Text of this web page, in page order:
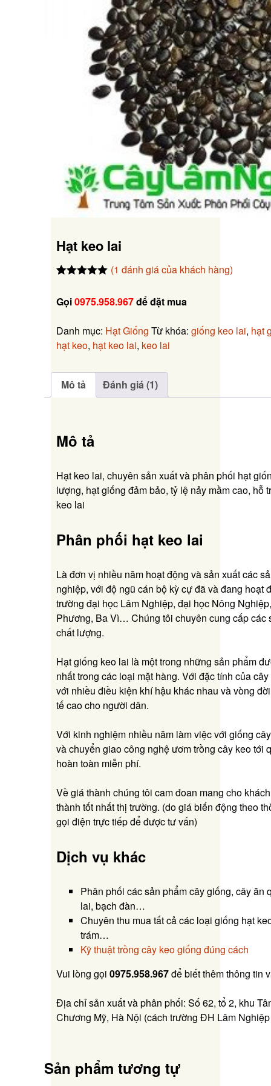
Hạt keo lai
đánh giá
(1 đánh giá của khách hàng)
Gọi0975.958.967để đặt mua
Danh mục: Hạt Giống Từ khóa: giống keo lai, hạt
hạt keo, hạt keo lai, keo lai
Mô tả Đánh giá (1)
Mô tả
Hạt keo lai, chuyên sản xuất và phân phối hạt
lượng, hạt giống đảm bảo, tỷ lệ nảy mầm cao, hỗ
keo lai
Phân phối hạt keo lai
Là đơn vị nhiều năm hoạt động và sản xuất các
nghiệp, với độ ngũ cán bộ kỳ cự đã và đang hoạt
trường đại học Lâm Nghiệp, đại học Nông
Phương, Ba Vì… Chúng tôi chuyên cung cấp các
chất lượng.
Hạt giống keo lai là một trong những sản phẩm
nhất trong các loại mặt hàng. Với đặc tính của
với nhiều điều kiện khí hậu khác nhau và vòng
tế cao cho người dân.
Với kinh nghiệm nhiều năm làm việc với giống
và chuyển giao công nghệ ươm trồng cây keo tới
hoàn toàn miễn phí.
Về giá thành chúng tôi cam đoan mang cho
thành tốt nhất thị trường. (do giá biến động theo
gọi điện trực tiếp để được tư vấn)
Dịch vụ khác
Phân phối các sản phẩm cây giống, cây ăn
lai, bạch đàn…
Chuyên thu mua tất cả các loại giống hạt
trám…
Kỹ thuật trồng cây keo giống đúng cách
Vui lòng gọi 0975.958.967để biết thêm thông tin
Địa chỉ sản xuất và phân phối: Số 62, tổ 2, khu
Chương Mỹ, Hà Nội (cách trường ĐH Lâm
Sản phẩm tương tự